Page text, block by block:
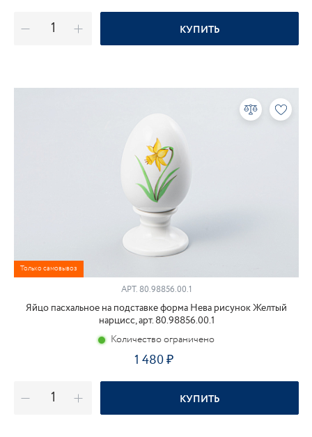
КУПИТЬ
Только самовывоз
АРТ.80.98856.00.1
Яйцо пасхальное на подставке форма Нева рисунок Желтый
нарцисс, арт. 80.98856.00.1
Количество ограничено
1 480
КУПИТЬ